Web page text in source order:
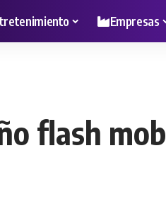
Empresas
flash mob